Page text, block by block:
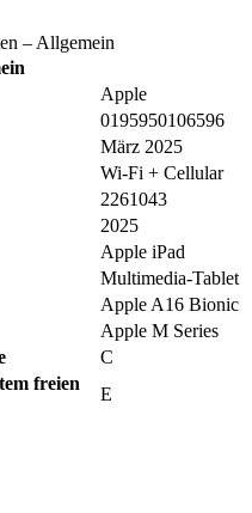
– Allgemein
Apple
0195950106596
März 2025
Wi-Fi + Cellular
2261043
2025
Apple iPad
Multimedia-Tablet
Apple A16 Bionic
Apple M Series
C
freien
E